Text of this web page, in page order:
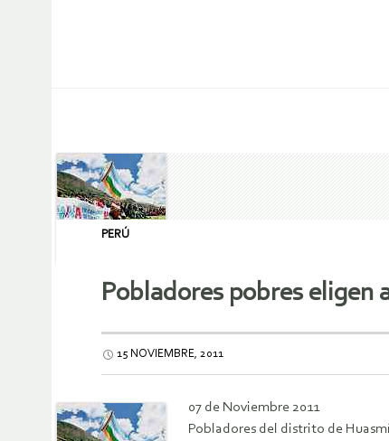
PERÚ
Pobladores pobres eligen
15 NOVIEMBRE, 2011
07 de Noviembre 2011
Pobladores del distrito de